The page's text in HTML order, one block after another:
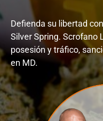
Defienda su libertad
Silver Spring. Scrofano
posesión y tráfico,
en MD.